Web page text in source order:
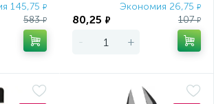
145,75 ₽
583₽
Экономия 26,75 ₽
80,25 ₽ 107₽
- +